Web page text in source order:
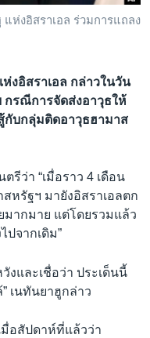
ห่งอิสราเอล ร่วมการแถลง
งอิสราเอล กล่าวในวัน
รณีการจัดส่งอาวุธให้
กับกลุ่มติดอาวุธฮามาส
ว่า “เมื่อราว 4 เดือน
หรัฐฯ มายังอิสราเอลตก
มากมาย แต่โดยรวมแล้ว
ปจากเดิม”
งและเชื่อว่า ประเด็นนี้
เนทันยาฮูกล่าว
มื่อสัปดาห์ที่แล้วว่า